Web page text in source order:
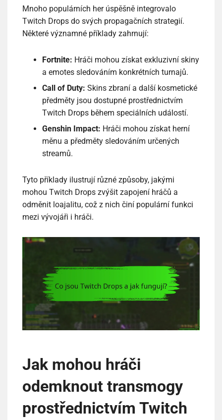
Mnoho populárních her úspěšně integrovalo
Twitch Drops do svých propagačních strategií.
Některé významné příklady zahrnují:
Fortnite: Hráči mohou získat exkluzivní skiny
a emotes sledováním konkrétních turnajů.
Call of Duty: Skins zbraní a další kosmetické
předměty jsou dostupné prostřednictvím
Twitch Drops během speciálních událostí.
Genshin Impact: Hráči mohou získat herní
měnu a předměty sledováním určených
streamů.
Tyto příklady ilustrují různé způsoby, jakými
mohou Twitch Drops zvýšit zapojení hráčů a
odměnit loajalitu, což z nich činí populární funkci
mezi vývojáři i hráči.
Jak mohou hráči
odemknout transmogy
prostřednictvím Twitch